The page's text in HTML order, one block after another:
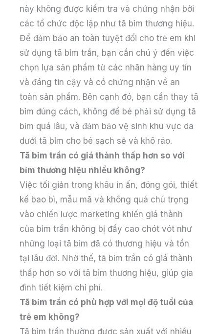
này không được kiểm tra và chứng nhận bởi
các tổ chức độc lập như tã bỉm thương hiệu.
Để đảm bảo an toàn tuyệt đối cho trẻ em khi
sử dụng tã bỉm trần, bạn cần chú ý đến việc
chọn lựa sản phẩm từ các nhãn hàng uy tín
và đáng tin cậy và có chứng nhận về an
toàn sản phẩm. Bên cạnh đó, bạn cần thay tã
bỉm đúng cách, không để bé phải sử dụng tã
bỉm quá lâu, và đảm bảo vệ sinh khu vực da
dưới tã bỉm cho bé sạch sẽ và khô ráo.
Tã bỉm trần có giá thành thấp hơn so với
bỉm thương hiệu nhiều không?
Việc tối giản trong khâu in ấn, đóng gói, thiết
kế bao bì, mẫu mã và không quá chú trọng
vào chiến lược marketing khiến giá thành
của bỉm trần không bị đẩy cao chót vót như
những loại tã bỉm đã có thương hiệu và tồn
tại lâu đời. Nhờ thế, tã bỉm trần có giá thành
thấp hơn so với tã bỉm thương hiệu, giúp gia
đình tiết kiệm chi phí.
Tã bỉm trần có phù hợp với mọi độ tuổi của
trẻ em không?
Tã bỉm trần thường được sản xuất với nhiều